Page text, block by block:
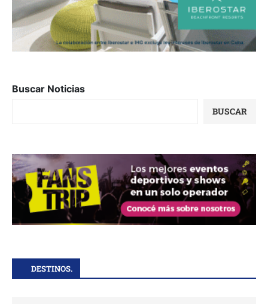
Buscar Noticias
BUSCAR
DESTINOS.